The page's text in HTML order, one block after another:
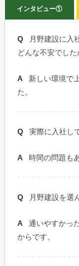
インタビュー①
月野建設に入
どんな不安でした
新しい環境で
た。
実際に入社し
時間の問題も
月野建設を選
通いやすかっ
からです。